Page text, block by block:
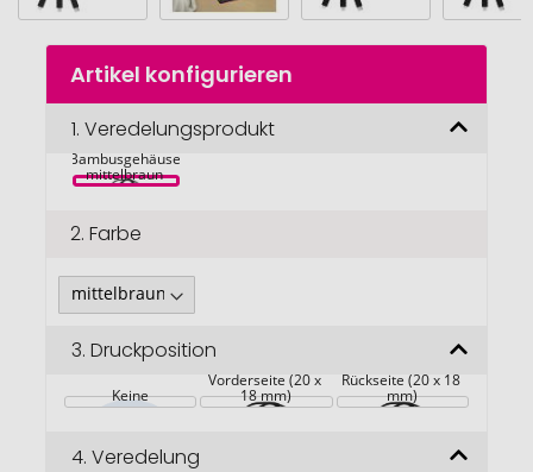
Zum
Anfang
Bildgalerie
springen
Artikel konfigurieren
1. Veredelungsprodukt
SCX.design C36
3-in-1 rPET
Leuchtlogo in
Bambusgehäuse
mittelbraun
2. Farbe
3. Druckposition
Keine
Vorderseite (20 x
18 mm)
Rückseite (20 x 18
mm)
4. Veredelung